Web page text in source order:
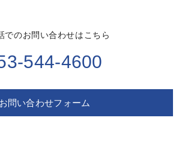
でのお問い合わせはこちら
544-4600
お問い合わせフォーム